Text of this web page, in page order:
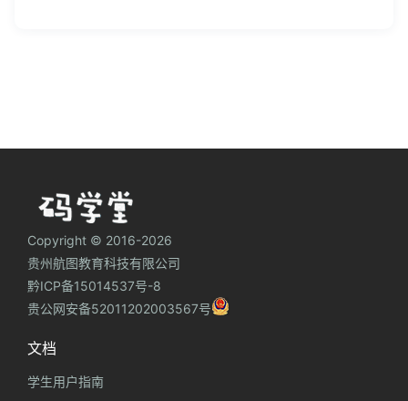
Copyright © 2016-2026
贵州航图教育科技有限公司
黔ICP备15014537号-8
贵公网安备52011202003567号
文档
学生用户指南